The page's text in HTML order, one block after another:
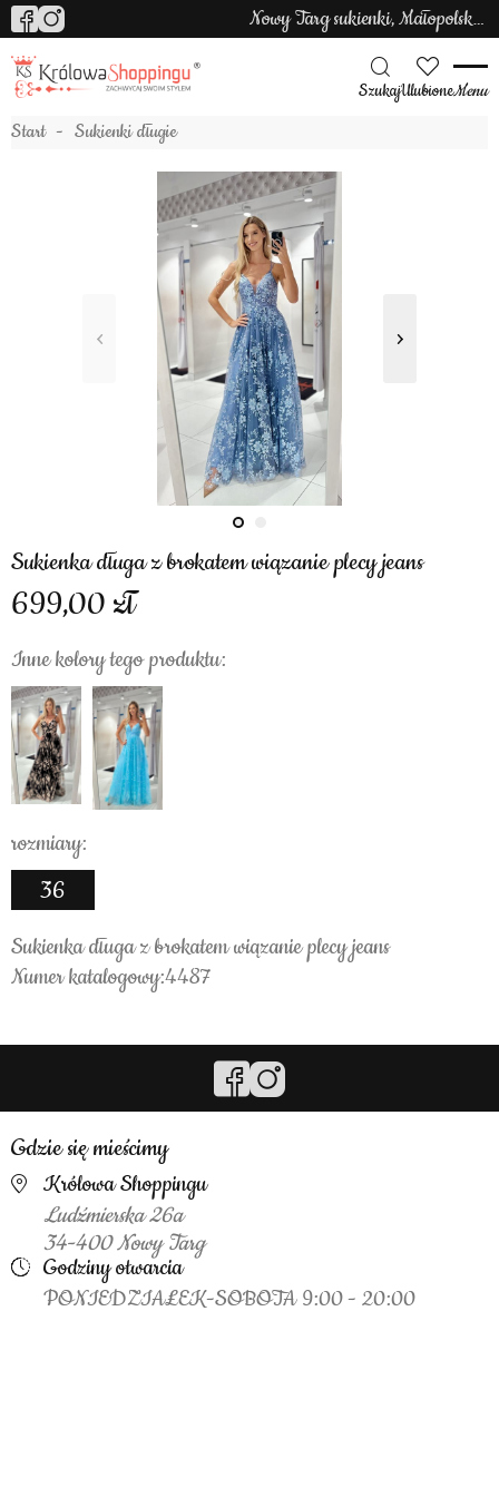
Nowy Targ sukienki, Małopolska sukienki
SzukajUlubioneMenu
Start Sukienki długie
Sukienka długa z brokatem wiązanie plecy jeans
699,00
Inne kolory tego produktu:
rozmiary:
36
Sukienka długa z brokatem wiązanie plecy jeans
Numer katalogowy:4487
Gdzie się mieścimy
Królowa Shoppingu
Ludźmierska 26a
34-400 Nowy Targ
Godziny otwarcia
PONIEDZIAŁEK-SOBOTA 9:00 - 20:00